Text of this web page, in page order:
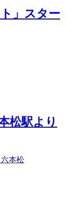
」スター
松駅より
本松